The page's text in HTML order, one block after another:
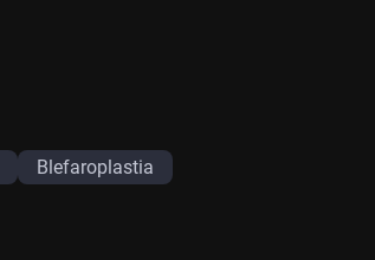
Blefaroplastia